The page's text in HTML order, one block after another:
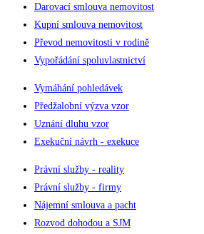
Darovací smlouva nemovitost
Kupní smlouva nemovitost
Převod nemovitosti v rodině
Vypořádání spoluvlastnictví
Vymáhání pohledávek
Předžalobní výzva vzor
Uznání dluhu vzor
Exekuční návrh - exekuce
Právní služby - reality
Právní služby - firmy
Nájemní smlouva a pacht
Rozvod dohodou a SJM